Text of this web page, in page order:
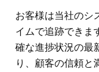
お客様は当社のシ
イムで追跡できま
確な進捗状況の最
り、顧客の信頼と